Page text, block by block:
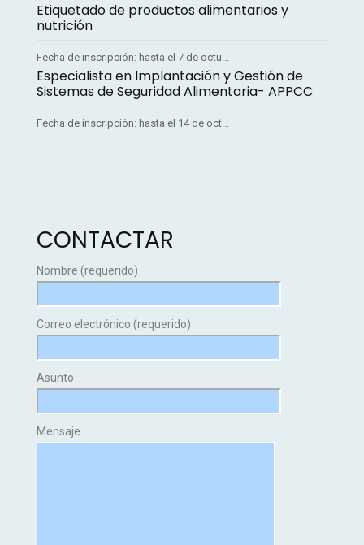
Etiquetado de productos alimentarios y
nutrición
Fecha de inscripción: hasta el 7 de octu...
Especialista en Implantación y Gestión de
Sistemas de Seguridad Alimentaria- APPCC
Fecha de inscripción: hasta el 14 de oct...
CONTACTAR
Nombre (requerido)
Correo electrónico (requerido)
Asunto
Mensaje